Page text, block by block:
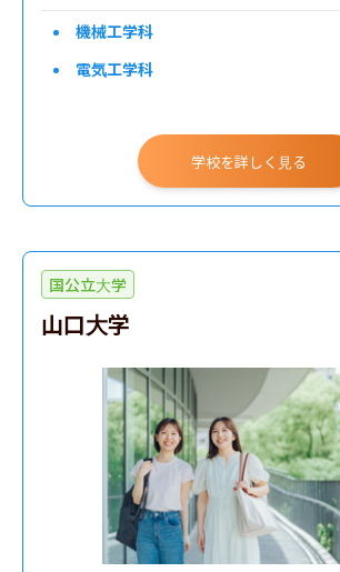
機械工学科
電気工学科
学校を詳しく見る
国公立大学
山口大学